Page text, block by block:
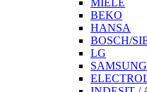
MIELE
BEKO
HANSA
BOSCH/
LG
SAMSUNG